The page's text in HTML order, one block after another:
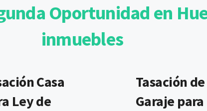
Oportunidad en
inmuebles
Casa
Ley de
Tasación de
Garaje para